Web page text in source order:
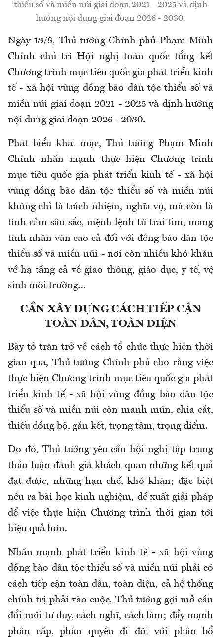
thiểu số và miền núi giai đoạn 2021 - 2025 và định
hướng nội dung giai đoạn 2026 - 2030.
Ngày 13/8, Thủ tướng Chính phủ Phạm Minh
Chính chủ trì Hội nghị toàn quốc tổng kết
Chương trình mục tiêu quốc gia phát triển kinh
tế - xã hội vùng đồng bào dân tộc thiểu số và
miền núi giai đoạn 2021 - 2025 và định hướng
nội dung giai đoạn 2026 - 2030.
Phát biểu khai mạc, Thủ tướng Phạm Minh
Chính nhấn mạnh thực hiện Chương trình
mục tiêu quốc gia phát triển kinh tế - xã hội
vùng đồng bào dân tộc thiểu số và miền núi
không chỉ là trách nhiệm, nghĩa vụ, mà còn là
tình cảm sâu sắc, mệnh lệnh từ trái tim, mang
tính nhân văn cao cả đối với đồng bào dân tộc
thiểu số và miền núi - nơi còn nhiều khó khăn
về hạ tầng cả về giao thông, giáo dục, y tế, vệ
sinh môi trường…
CẦN XÂY DỰNG CÁCH TIẾP CẬN
TOÀN DÂN, TOÀN DIỆN
Bày tỏ trăn trở về cách tổ chức thực hiện thời
gian qua, Thủ tướng Chính phủ cho rằng việc
thực hiện Chương trình mục tiêu quốc gia phát
triển kinh tế - xã hội vùng đồng bào dân tộc
thiểu số và miền núi còn manh mún, chia cắt,
thiếu đồng bộ, gắn kết, trọng tâm, trọng điểm.
Do đó, Thủ tướng yêu cầu hội nghị tập trung
thảo luận đánh giá khách quan những kết quả
đạt được, những hạn chế, khó khăn; đặc biệt
nêu ra bài học kinh nghiệm, đề xuất giải pháp
để việc thực hiện Chương trình thời gian tới
hiệu quả hơn.
Nhấn mạnh phát triển kinh tế - xã hội vùng
đồng bào dân tộc thiểu số và miền núi phải có
cách tiếp cận toàn dân, toàn diện, cả hệ thống
chính trị phải vào cuộc, Thủ tướng gợi mở cần
đổi mới tư duy, cách nghĩ, cách làm; đẩy mạnh
phân cấp, phân quyền đi đôi với phân bổ